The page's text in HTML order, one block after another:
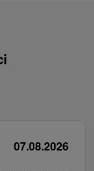
07.08.2026